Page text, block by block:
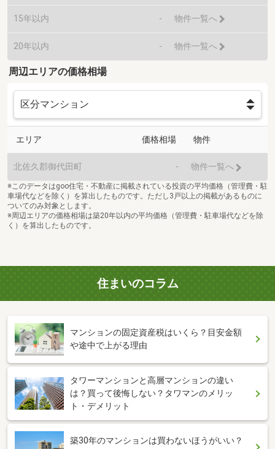
15年以内 - 物件一覧へ
20年以内 - 物件一覧へ
周辺エリアの価格相場
エリア 価格相場 物件
北佐久郡御代田町 - 物件一覧へ
※このデータはgoo住宅・不動産に掲載されている投資の平均価格（管理費・駐
車場代などを除く）を算出したものです。ただし3戸以上の掲載があるものに
ついてのみ対象とします。
※周辺エリアの価格相場は築20年以内の平均価格（管理費・駐車場代などを除
く）を算出したものです。
住まいのコラム
マンションの固定資産税はいくら？目安金額
や途中で上がる理由
タワーマンションと高層マンションの違い
は？買って後悔しない？タワマンのメリッ
ト・デメリット
築30年のマンションは買わないほうがいい？